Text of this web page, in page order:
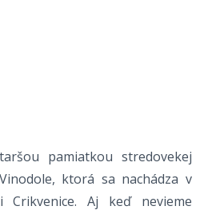
pamiatkou stredovekej
ktorá sa nachádza v
Crikvenice. Aj keď nevieme